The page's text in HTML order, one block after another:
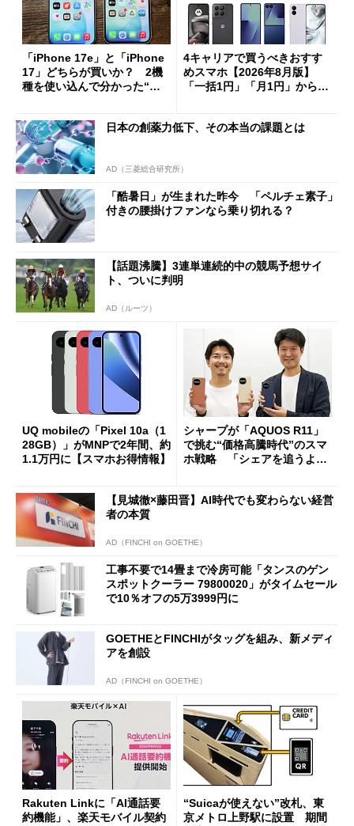
「iPhone 17e」と「iPhone
17」どちらが買いか？ 2機
種を使い込んで分かった“ス
4キャリアで買うべきおすす
めスマホ【2026年8月版】
「一括1円」「月1円」からお
日本の創薬力低下、その本当の課題とは
AD（三菱総合研究所）
「酷暑日」が生まれた昨今 「ペルチェ素子」
付きの腰掛けファンなら乗り切れる？
【話題沸騰】3連単連続的中の競馬予想サイ
ト、ついに判明
AD（ルーツ）
UQ mobileの「Pixel 10a（1
28GB）」がMNPで2年間、約
1.1万円に【スマホお得情報】
シャープが「AQUOS R11」
で挑む“価格高騰時代”のスマ
ホ戦略 「シェアを追うより
【見城徹×藤田晋】AI時代でも変わらない経営
者の本質
AD（FINCHI on GOETHE）
工事不要で14畳まで冷房可能「タンスのゲン
スポットクーラー 79800020」がタイムセール
で10％オフの5万3999円に
GOETHEとFINCHIがタッグを組み、新メディ
アを創設
AD（FINCHI on GOETHE）
Rakuten Linkに「AI通話要
約機能」、楽天モバイル契約
“Suicaが使えない”改札、東
京メトロ上野駅に設置 期間